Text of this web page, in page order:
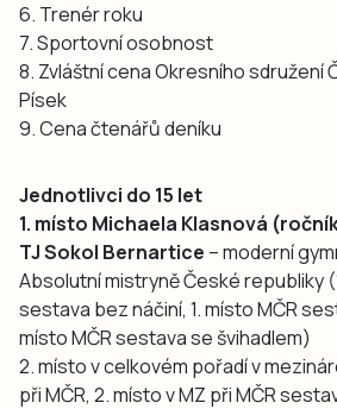
6. Trenér roku
7. Sportovní osobnost
8. Zvláštní cena Okresního sdružení
Písek
9. Cena čtenářů deníku
Jednotlivci do 15 let
1. místo Michaela Klasnová
TJ Sokol Bernartice – moderní
Absolutní mistryně České republiky
sestava bez náčiní, 1. místo MČR
místo MČR sestava se švihadlem)
2. místo v celkovém pořadí v
při MČR, 2. místo v MZ při MČR